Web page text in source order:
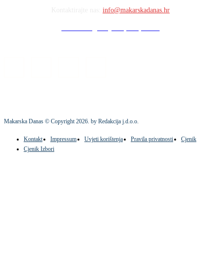
info@makarskadanas.hr
Makarska Danas © Copyright2026. by Redakcija j.d.o.o.
Kontakt Impressum Uvjeti korištenja Pravila privatnosti
Cjenik
Cjenik Izbori